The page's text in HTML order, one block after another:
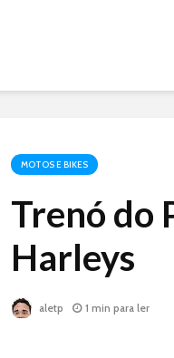
MOTOS E BIKES
Trenó do
Harleys
aletp 1 min para ler